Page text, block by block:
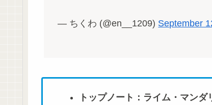
— ちくわ (@en__1209) September
トップノート：ライム・マン